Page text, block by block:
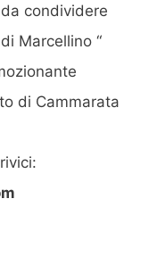
condividere
Marcellino “
di Cammarata